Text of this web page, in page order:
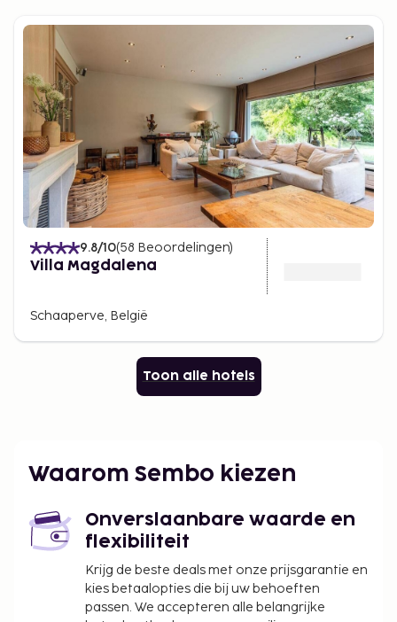
9.8/10(58 Beoordelingen)
Villa Magdalena
Schaaperve, België
Toon alle hotels
Waarom Sembo kiezen
Onverslaanbare waarde en
flexibiliteit
Krijg de beste deals met onze prijsgarantie en
kies betaalopties die bij uw behoeften
passen. We accepteren alle belangrijke